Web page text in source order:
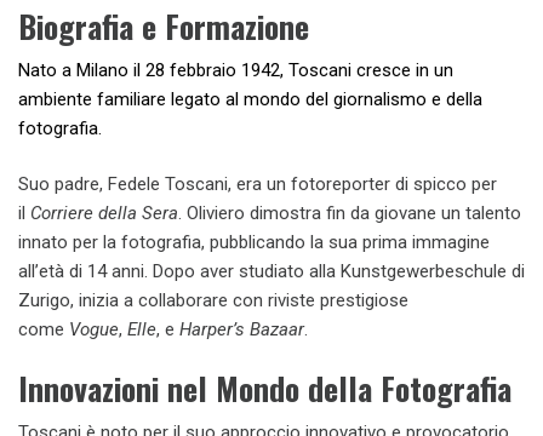
Biografia e Formazione
Nato a Milano il 28 febbraio 1942, Toscani cresce in un
ambiente familiare legato al mondo del giornalismo e della
fotografia.
Suo padre, Fedele Toscani, era un fotoreporter di spicco per
il Corriere della Sera. Oliviero dimostra fin da giovane un talento
innato per la fotografia, pubblicando la sua prima immagine
all’età di 14 anni. Dopo aver studiato alla Kunstgewerbeschule di
Zurigo, inizia a collaborare con riviste prestigiose
come Vogue, Elle, e Harper’s Bazaar.
Innovazioni nel Mondo della Fotografia